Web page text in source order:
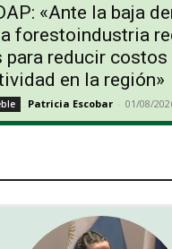
«Ante la baja
forestoindustria
para reducir costos
en la región»
Patricia Escobar - 01/08/